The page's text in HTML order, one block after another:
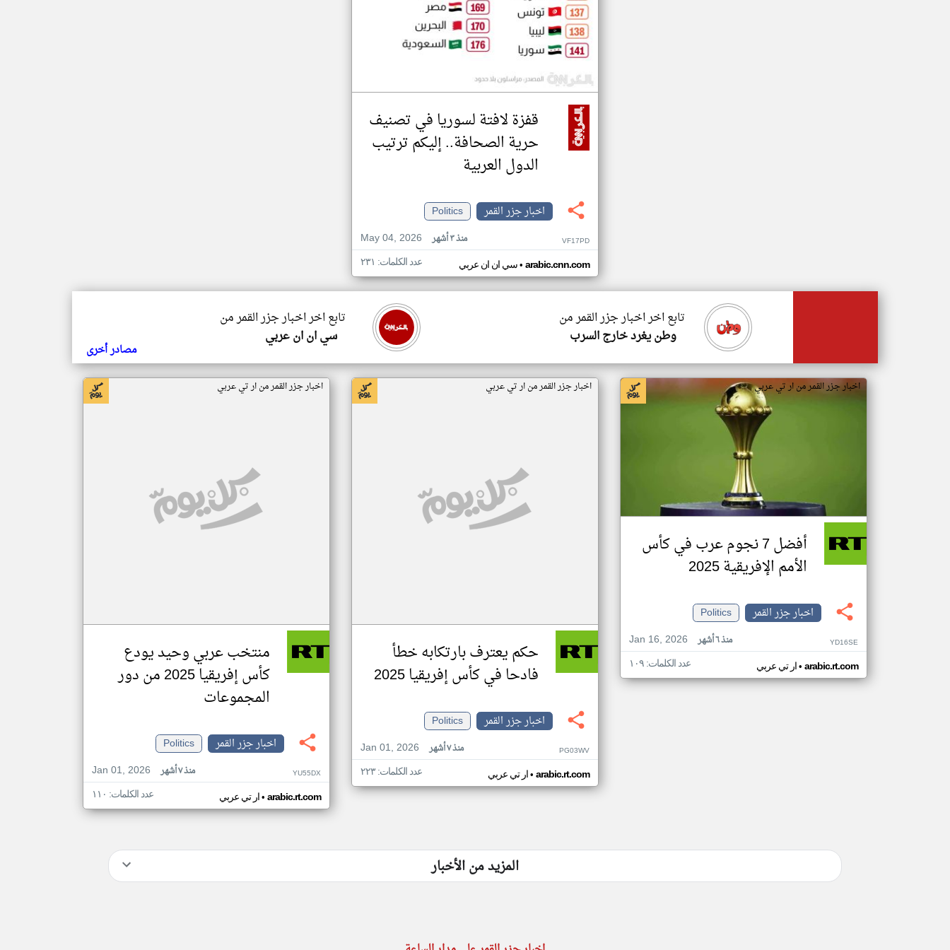
قفزة لافتة لسوريا في تصنيف
حرية الصحافة.. إليكم ترتيب
الدول العربية
اخبار جزر القمر
Politics
May 04, 2026
منذ ٣ أشهر VF17PD
سي ان ان عربي• arabic.cnn.com عدد الكلمات: ٢٣١
تابع اخر اخبار جزر القمر من
سي ان ان عربي
تابع اخر اخبار جزر القمر من
وطن يغرد خارج السرب
مصادر أخرى
اخبار جزر القمر من ار تي عربي
أفضل 7 نجوم عرب في كأس
الأمم الإفريقية 2025
اخبار جزر القمر
Politics
Jan 16, 2026
منذ ٦ أشهر YD16SE
ار تي عربي• arabic.rt.com عدد الكلمات: ١٠٩
اخبار جزر القمر من ار تي عربي
حكم يعترف بارتكابه خطأ
فادحا في كأس إفريقيا 2025
اخبار جزر القمر
Politics
Jan 01, 2026
منذ ٧ أشهر PG03WV
ار تي عربي• arabic.rt.com عدد الكلمات: ٢٢٣
اخبار جزر القمر من ار تي عربي
منتخب عربي وحيد يودع
كأس إفريقيا 2025 من دور
المجموعات
اخبار جزر القمر
Politics
Jan 01, 2026
منذ ٧ أشهر YU55DX
ار تي عربي• arabic.rt.com عدد الكلمات: ١١٠
المزيد من الأخبار